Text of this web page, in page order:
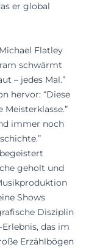
er global
Flatley
schwärmt
– jedes Mal.”
hervor: “Diese
immer noch
geholt und
Shows
Disziplin
das im
Erzählbögen